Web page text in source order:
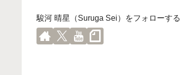
駿河 晴星（Suruga Sei）をフォローする